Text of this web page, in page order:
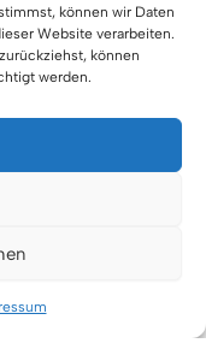
können wir Daten
Website verarbeiten.
können
werden.